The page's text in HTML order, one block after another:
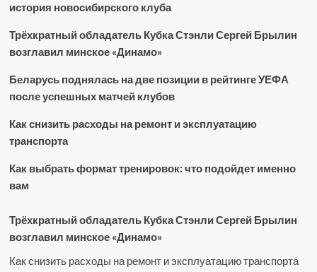
история новосибирского клуба
Трёхкратный обладатель Кубка Стэнли Сергей Брылин
возглавил минское «Динамо»
Беларусь поднялась на две позиции в рейтинге УЕФА
после успешных матчей клубов
Как снизить расходы на ремонт и эксплуатацию
транспорта
Как выбрать формат тренировок: что подойдет именно
вам
Трёхкратный обладатель Кубка Стэнли Сергей Брылин
возглавил минское «Динамо»
Как снизить расходы на ремонт и эксплуатацию транспорта